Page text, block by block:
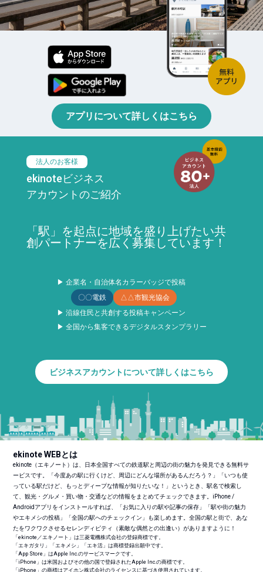
アプリについて詳しくはこちら
法人のお客様
ekinoteビジネス
アカウントのご紹介
「駅」を起点に地域を盛り上げたい共
創パートナーを広く募集しています！
▶ 企業名・自治体名カラーバッジで投稿
〇〇電鉄
△△市観光協会
▶ 沿線住民と共創する投稿キャンペーン
▶ 全国から集客できるデジタルスタンプラリー
ビジネスアカウントについて詳しくはこちら
ekinote WEBとは
ekinote（エキノート）は、日本全国すべての鉄道駅と周辺の街の魅力を発見できる無料サ
ービスです。「今度あの駅に行くけど、周辺にどんな場所があるんだろう？」「いつも使
っている駅だけど、もっとディープな情報が知りたいな！」というとき、駅名で検索し
て、観光・グルメ・買い物・交通などの情報をまとめてチェックできます。iPhone /
Androidアプリをインストールすれば、「お気に入りの駅や記事の保存」「駅や街の魅力
やエキメシの投稿」「全国の駅へのチェックイン」も楽しめます。全国の駅と街で、あな
たをワクワクさせるセレンディピティ（素敵な偶然との出逢い）がありますように！
「ekinote／エキノート」は三菱電機株式会社の登録商標です。
「エキガタリ」「エキメシ」「エキ活」は商標登録出願中です。
「App Store」はApple Inc.のサービスマークです。
「iPhone」は米国およびその他の国で登録されたApple Inc.の商標です。
「iPhone」の商標はアイホン株式会社のライセンスに基づき使用されています。